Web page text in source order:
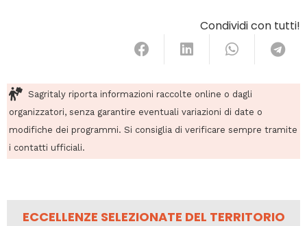
Condividi con tutti!
Sagritaly riporta informazioni raccolte online o dagli
organizzatori, senza garantire eventuali variazioni di date o
modifiche dei programmi. Si consiglia di verificare sempre tramite
i contatti ufficiali.
ECCELLENZE SELEZIONATE DEL TERRITORIO